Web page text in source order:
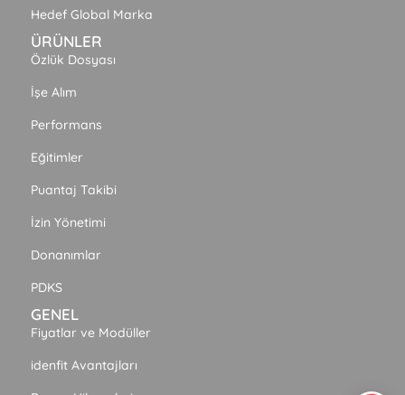
Hedef Global Marka
ÜRÜNLER
Özlük Dosyası
İşe Alım
Performans
Eğitimler
Puantaj Takibi
İzin Yönetimi
Donanımlar
PDKS
GENEL
Fiyatlar ve Modüller
idenfit Avantajları